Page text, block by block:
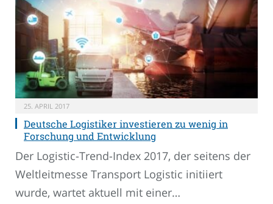
25. APRIL 2017
Deutsche Logistiker investieren zu wenig in
Forschung und Entwicklung
Der Logistic-Trend-Index 2017, der seitens der
Weltleitmesse Transport Logistic initiiert
wurde, wartet aktuell mit einer…